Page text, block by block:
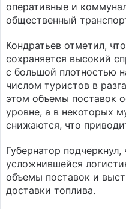
оперативные и
общественный
Кондратьев отметил,
сохраняется высокий
с большой плотностью
числом туристов в
этом объемы поставок
уровне, а в некоторых
снижаются, что
Губернатор подчеркнул,
усложнившейся
объемы поставок и
доставки топлива.